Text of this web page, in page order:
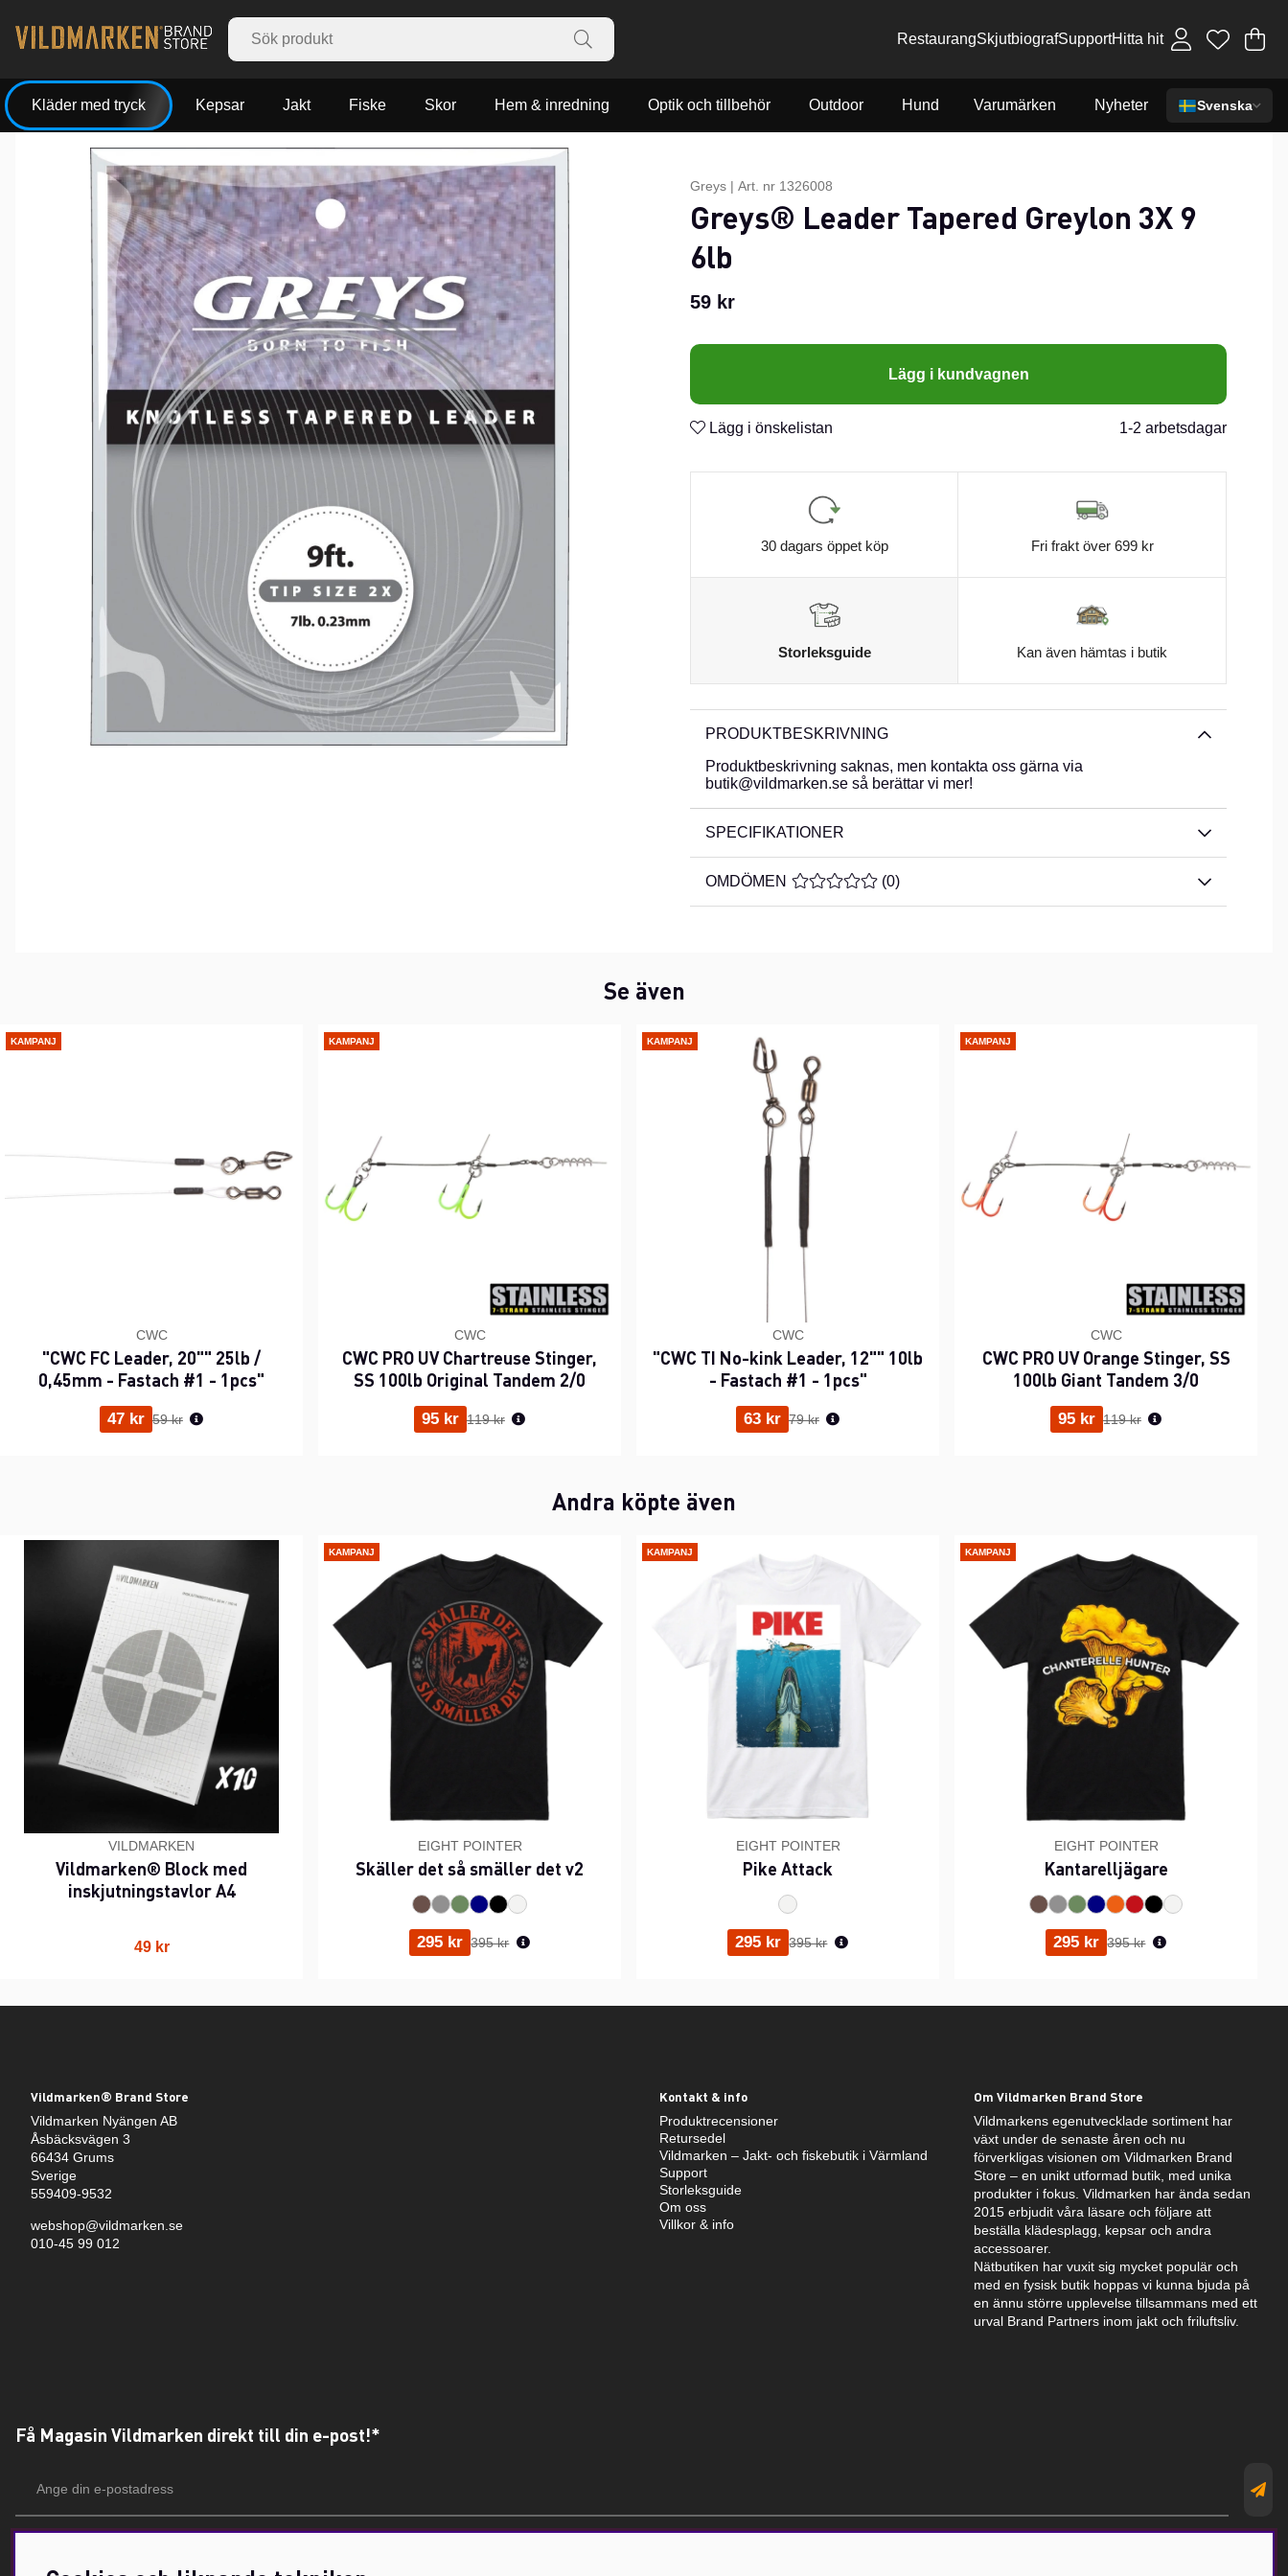
RestaurangSkjutbiografSupportHitta hit .
Kläder med tryck Kepsar Jakt Fiske Skor Hem & inredning Optik och tillbehör Outdoor Hund Varumärken Nyheter Svenska
Greys | Art. nr 1326008
Greys® Leader Tapered Greylon 3X 9
6lb
59 kr
Lägg i kundvagnen
Lägg i önskelistan 1-2 arbetsdagar
30 dagars öppet köp Fri frakt över 699 kr
Storleksguide Kan även hämtas i butik
PRODUKTBESKRIVNING
Produktbeskrivning saknas, men kontakta oss gärna via
butik@vildmarken.se så berättar vi mer!
SPECIFIKATIONER
OMDÖMEN MEDELBETYG 0 AV 5 ANTAL BETYG 0
(0)
Se även
KAMPANJ
CWC
"CWC FC Leader, 20"" 25lb /
0,45mm - Fastach #1 - 1pcs"
47 kr Ordinarie pris:
59 kr
KAMPANJ
CWC
CWC PRO UV Chartreuse Stinger,
SS 100lb Original Tandem 2/0
95 kr Ordinarie pris:
119 kr
KAMPANJ
CWC
"CWC TI No-kink Leader, 12"" 10lb
- Fastach #1 - 1pcs"
63 kr Ordinarie pris:
79 kr
KAMPANJ
CWC
CWC PRO UV Orange Stinger, SS
100lb Giant Tandem 3/0
95 kr Ordinarie pris:
119 kr
Andra köpte även
VILDMARKEN
Vildmarken® Block med
inskjutningstavlor A4
49 kr
KAMPANJ
EIGHT POINTER
Skäller det så smäller det v2
295 kr Ordinarie pris:
395 kr
KAMPANJ
EIGHT POINTER
Pike Attack
295 kr Ordinarie pris:
395 kr
KAMPANJ
EIGHT POINTER
Kantarelljägare
295 kr Ordinarie pris:
395 kr
Vildmarken® Brand Store
Vildmarken Nyängen AB
Åsbäcksvägen 3
66434 Grums
Sverige
559409-9532
webshop@vildmarken.se
010-45 99 012
Kontakt & info
Produktrecensioner
Retursedel
Vildmarken – Jakt- och fiskebutik i Värmland
Support
Storleksguide
Om oss
Villkor & info
Om Vildmarken Brand Store
Vildmarkens egenutvecklade sortiment har
växt under de senaste åren och nu
förverkligas visionen om Vildmarken Brand
Store – en unikt utformad butik, med unika
produkter i fokus. Vildmarken har ända sedan
2015 erbjudit våra läsare och följare att
beställa klädesplagg, kepsar och andra
accessoarer.
Nätbutiken har vuxit sig mycket populär och
med en fysisk butik hoppas vi kunna bjuda på
en ännu större upplevelse tillsammans med ett
urval Brand Partners inom jakt och friluftsliv.
Få Magasin Vildmarken direkt till din e-post!*
postadress